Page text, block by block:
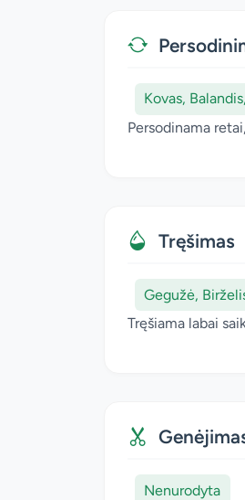
Kovas,
Persodinama
Tręšimas
Gegužė,
Tręšiama labai
Nenurodyta